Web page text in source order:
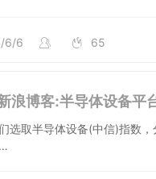
6/6 65
浪博客:半导体设备平
选取半导体设备(中信)指数